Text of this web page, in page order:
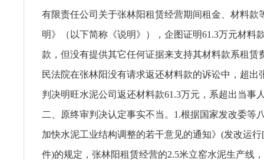
有限责任公司关于张林阳租赁经营期间租金、材料款
明》（以下简称《说明》），企图证明61.3万元材料
款，但没有提供其它任何证据来支持其材料款系租赁
民法院在张林阳没有请求返还材料款的诉讼中，超出
判决明旺水泥公司返还材料款61.3万元，系超出当事
二、原终审判决认定事实不当。1.根据国家发改委等
加快水泥工业结构调整的若干意见的通知》(发改运行
件)的规定，张林阳租赁经营的2.5米立窑水泥生产线